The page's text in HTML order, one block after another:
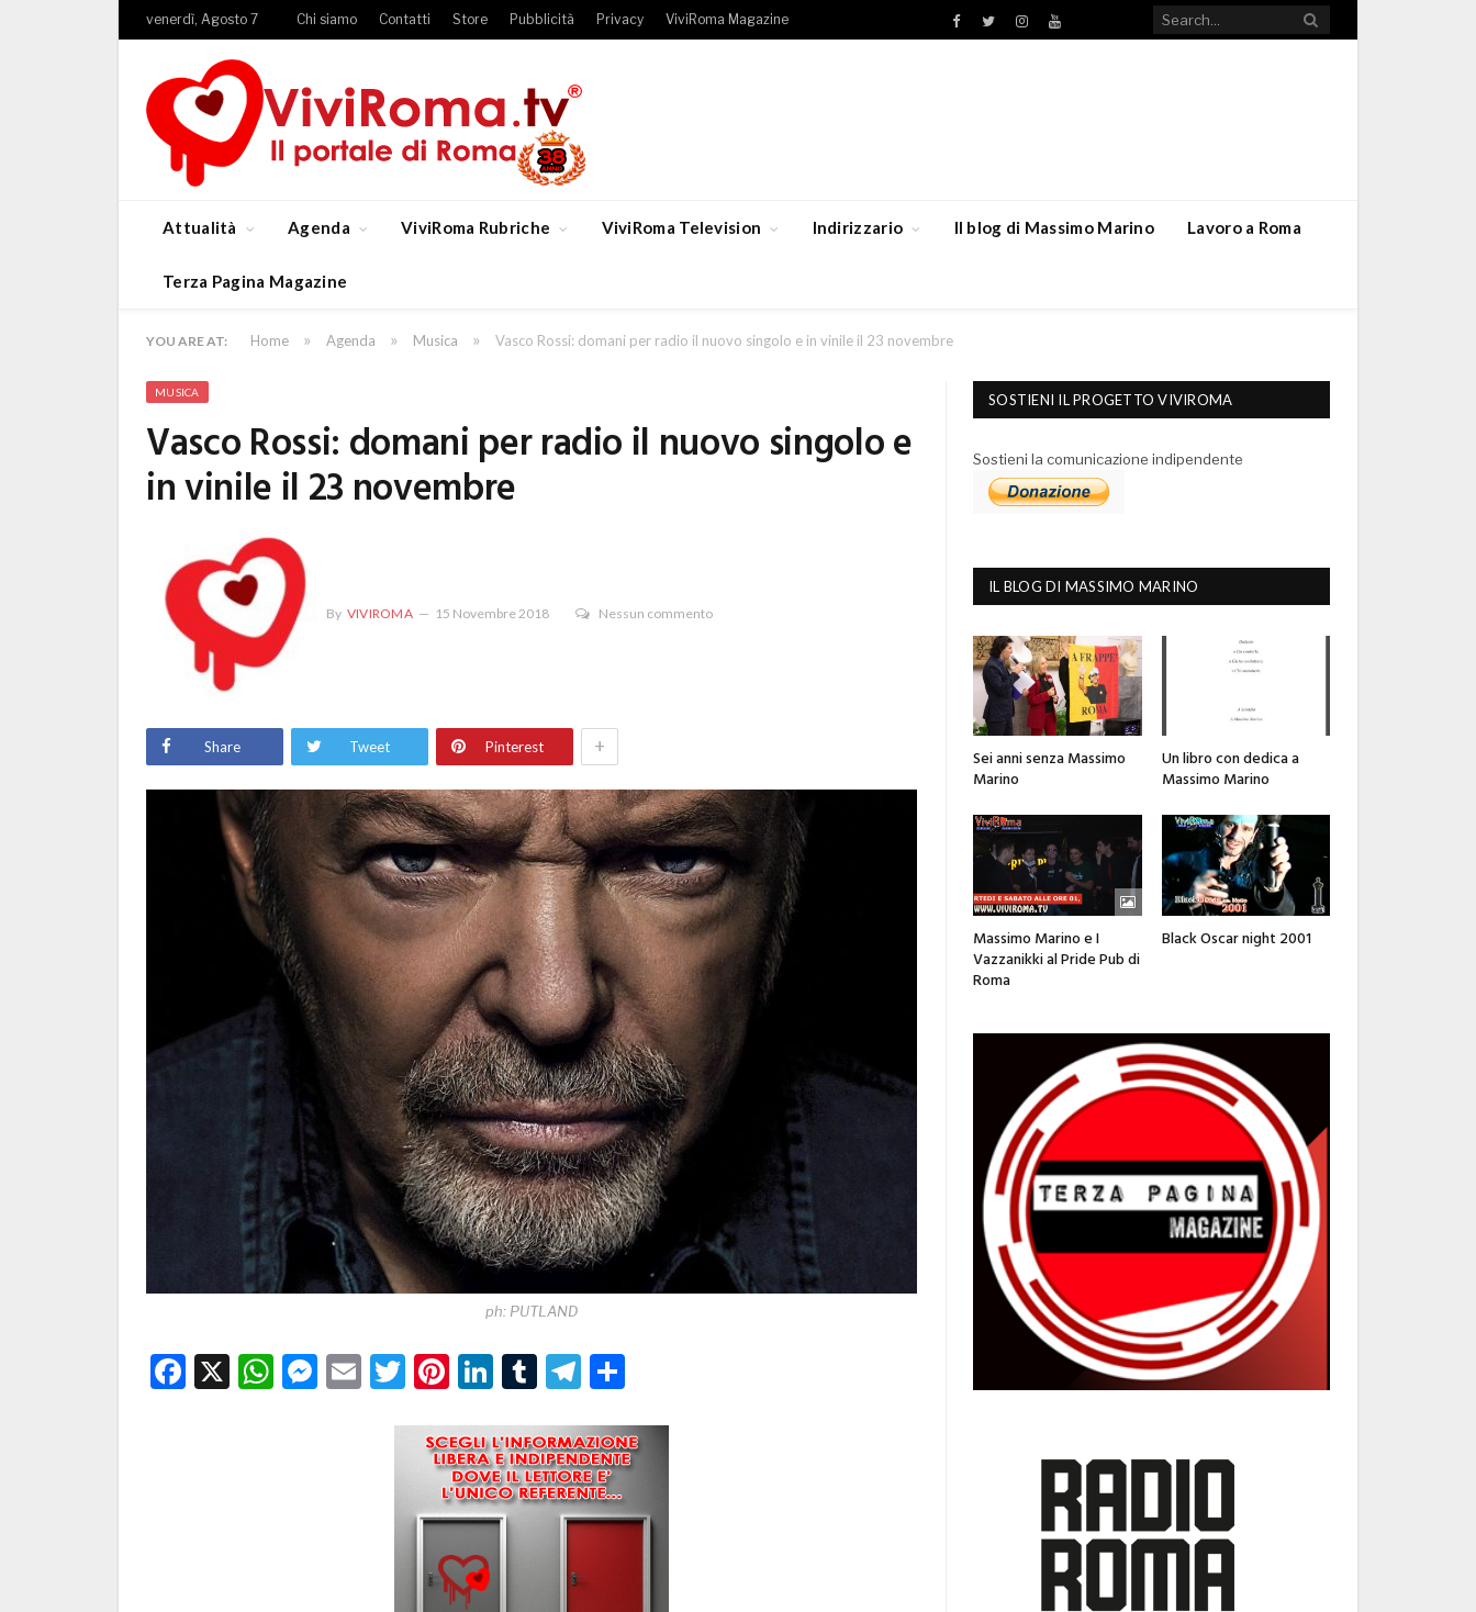
venerdì, Agosto 7 Chi siamo Contatti Store Pubblicità Privacy ViviRoma Magazine Facebook
TwitterInstagramYouTube
Attualità Agenda ViviRoma Rubriche ViviRoma Television Indirizzario Il blog di Massimo Marino Lavoro a Roma
Terza Pagina Magazine
YOU ARE AT: Home » Agenda » Musica » Vasco Rossi: domani per radio il nuovo singolo e in vinile il 23 novembre
MUSICA
Vasco Rossi: domani per radio il nuovo singolo e
in vinile il 23 novembre
By VIVIROMA 15 Novembre 2018 Nessun commento
Share Tweet Pinterest +
ph: PUTLAND
Facebook
X WhatsApp
Messenger
EmailTwitter
Pinterest
LinkedIn
TumblrTelegram
SOSTIENI IL PROGETTO VIVIROMA
Sostieni la comunicazione indipendente
IL BLOG DI MASSIMO MARINO
Sei anni senza Massimo
Marino
Un libro con dedica a
Massimo Marino
Massimo Marino e I
Vazzanikki al Pride Pub di
Roma
Black Oscar night 2001